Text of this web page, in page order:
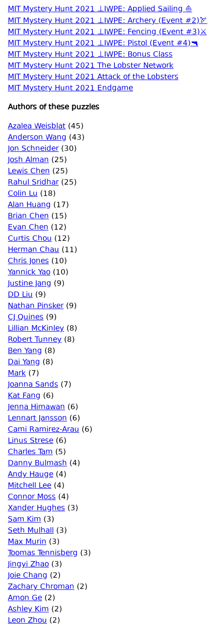
MIT Mystery Hunt 2021 ⊥IWPE: Applied Sailing ⛵
MIT Mystery Hunt 2021 ⊥IWPE: Archery (Event #2)🏹
MIT Mystery Hunt 2021 ⊥IWPE: Fencing (Event #3)⚔️
MIT Mystery Hunt 2021 ⊥IWPE: Pistol (Event #4)🔫
MIT Mystery Hunt 2021 ⊥IWPE: Bonus Class
MIT Mystery Hunt 2021 The Lobster Network
MIT Mystery Hunt 2021 Attack of the Lobsters
MIT Mystery Hunt 2021 Endgame
Authors of these puzzles
Azalea Weisblat (45)
Anderson Wang (43)
Jon Schneider(30)
Josh Alman (25)
Lewis Chen (25)
Rahul Sridhar(25)
Colin Lu (18)
Alan Huang (17)
Brian Chen (15)
Evan Chen (12)
Curtis Chou (12)
Herman Chau (11)
Chris Jones (10)
Yannick Yao (10)
Justine Jang (9)
DD Liu (9)
Nathan Pinsker(9)
CJ Quines (9)
Lillian McKinley (8)
Robert Tunney (8)
Ben Yang (8)
Dai Yang (8)
Mark (7)
Joanna Sands (7)
Kat Fang (6)
Jenna Himawan (6)
Lennart Jansson (6)
Cami Ramirez-Arau (6)
Linus Strese (6)
Charles Tam (5)
Danny Bulmash (4)
Andy Hauge (4)
Mitchell Lee (4)
Connor Moss (4)
Xander Hughes (3)
Sam Kim (3)
Seth Mulhall (3)
Max Murin (3)
Toomas Tennisberg (3)
Jingyi Zhao (3)
Joie Chang (2)
Zachary Chroman (2)
Amon Ge (2)
Ashley Kim (2)
Leon Zhou (2)